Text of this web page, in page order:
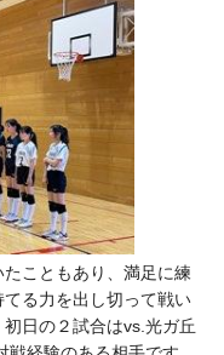
こともあり、満足に練
る力を出し切って戦い
日の２試合はvs.光ガ丘